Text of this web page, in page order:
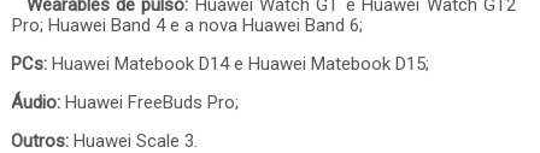
Wearables de pulso: Huawei Watch GT e Huawei Watch GT2
Pro; Huawei Band 4 e a nova Huawei Band 6;
PCs: Huawei Matebook D14 e Huawei Matebook D15;
Áudio: Huawei FreeBuds Pro;
Outros: Huawei Scale 3.